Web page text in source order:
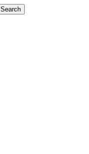
Search